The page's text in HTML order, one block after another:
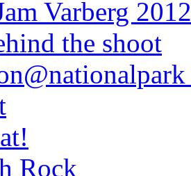
Varberg 2012
the shoot
Rock